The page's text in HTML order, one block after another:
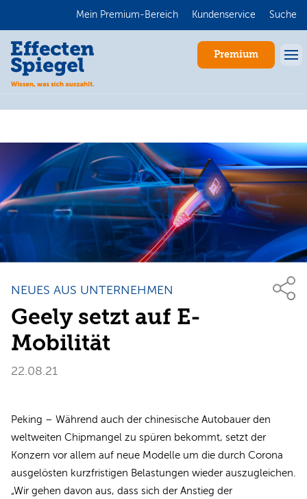
Mein Premium-Bereich Kundenservice Suche
Premium
NEUES AUS UNTERNEHMEN
Geely setzt auf E-
Mobilität
22.08.21
Peking – Während auch der chinesische Autobauer den
weltweiten Chipmangel zu spüren bekommt, setzt der
Konzern vor allem auf neue Modelle um die durch Corona
ausgelösten kurzfristigen Belastungen wieder auszugleichen.
„Wir gehen davon aus, dass sich der Anstieg der
Anmelden